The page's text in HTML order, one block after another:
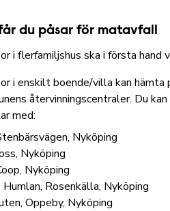
du påsar för matavfall
i flerfamiljshus ska i första
i enskilt boende/villa kan
återvinningscentraler. Du
med:
Nyköping
Nyköping
Nyköping
Rosenkälla, Nyköping
Oppeby, Nyköping